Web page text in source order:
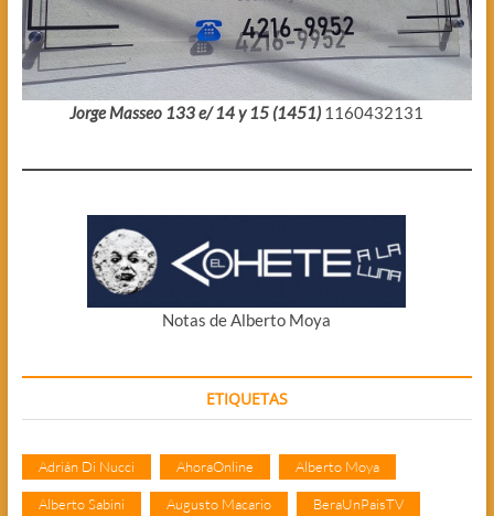
Jorge Masseo 133 e/ 14 y 15 (1451) 1160432131
Notas de Alberto Moya
ETIQUETAS
Adrián Di Nucci AhoraOnline Alberto Moya
Alberto Sabini Augusto Macario BeraUnPaisTV